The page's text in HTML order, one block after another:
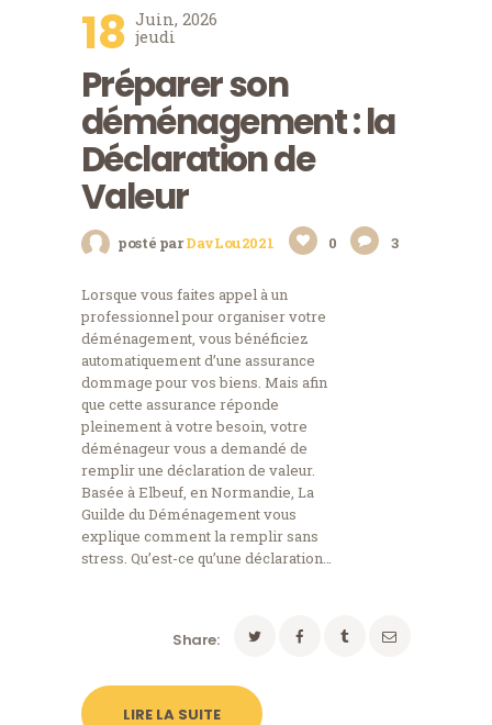
18 Juin, 2026
jeudi
Préparer son
déménagement : la
Déclaration de
Valeur
posté parDavLou2021 0 3
Lorsque vous faites appel à un
professionnel pour organiser votre
déménagement, vous bénéficiez
automatiquement d’une assurance
dommage pour vos biens. Mais afin
que cette assurance réponde
pleinement à votre besoin, votre
déménageur vous a demandé de
remplir une déclaration de valeur.
Basée à Elbeuf, en Normandie, La
Guilde du Déménagement vous
explique comment la remplir sans
stress. Qu’est-ce qu’une déclaration…
Share:
LIRE LA SUITE